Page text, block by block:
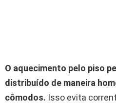
O aquecimento pelo piso
distribuído de maneira
cômodos. Isso evita